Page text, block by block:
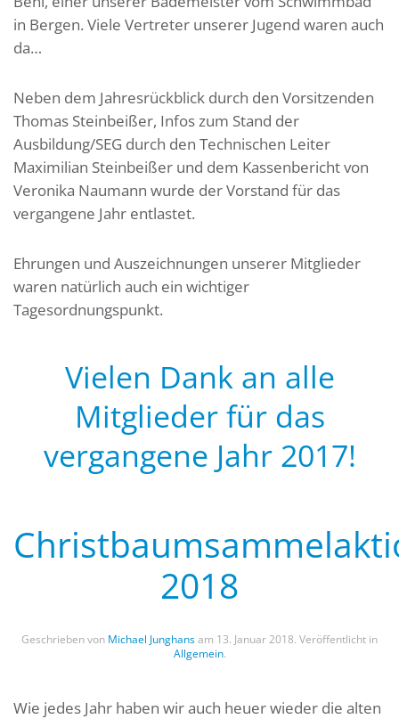
in Bergen. Viele Vertreter unserer Jugend waren auch
da…
Neben dem Jahresrückblick durch den Vorsitzenden
Thomas Steinbeißer, Infos zum Stand der
Ausbildung/SEG durch den Technischen Leiter
Maximilian Steinbeißer und dem Kassenbericht von
Veronika Naumann wurde der Vorstand für das
vergangene Jahr entlastet.
Ehrungen und Auszeichnungen unserer Mitglieder
waren natürlich auch ein wichtiger
Tagesordnungspunkt.
Vielen Dank an alle
Mitglieder für das
vergangene Jahr 2017!
2018
Geschrieben von Michael Junghansam 13. Januar 2018. Veröffentlicht in
Allgemein.
Wie jedes Jahr haben wir auch heuer wieder die alten